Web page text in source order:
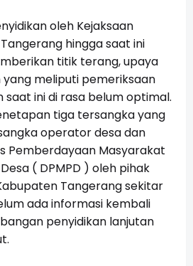
oleh Kejaksaan
hingga saat ini
titik terang, upaya
meliputi pemeriksaan
ini di rasa belum optimal.
tiga tersangka yang
operator desa dan
Pemberdayaan Masyarakat
( DPMPD ) oleh pihak
Tangerang sekitar
ada informasi kembali
penyidikan lanjutan